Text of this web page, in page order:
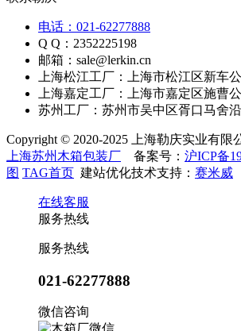
电话：021-62277888
Q Q：2352225198
邮箱：sale@lerkin.cn
上海松江工厂：上海市松江区新车
上海嘉定工厂：上海市嘉定区施曹
苏州工厂：苏州市吴中区胥口马舍
Copyright © 2020-2025 上海勒庆实业有限
上海苏州木箱包装厂 备案号： 沪ICP备
图 TAG首页 建站优化技术支持： 赛米威
在线客服
服务热线
服务热线
021-62277888
微信咨询